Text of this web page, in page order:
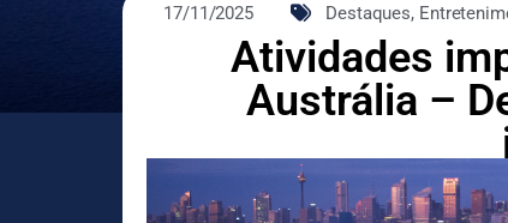
17/11/2025 Destaques,
Atividades
Austrália –